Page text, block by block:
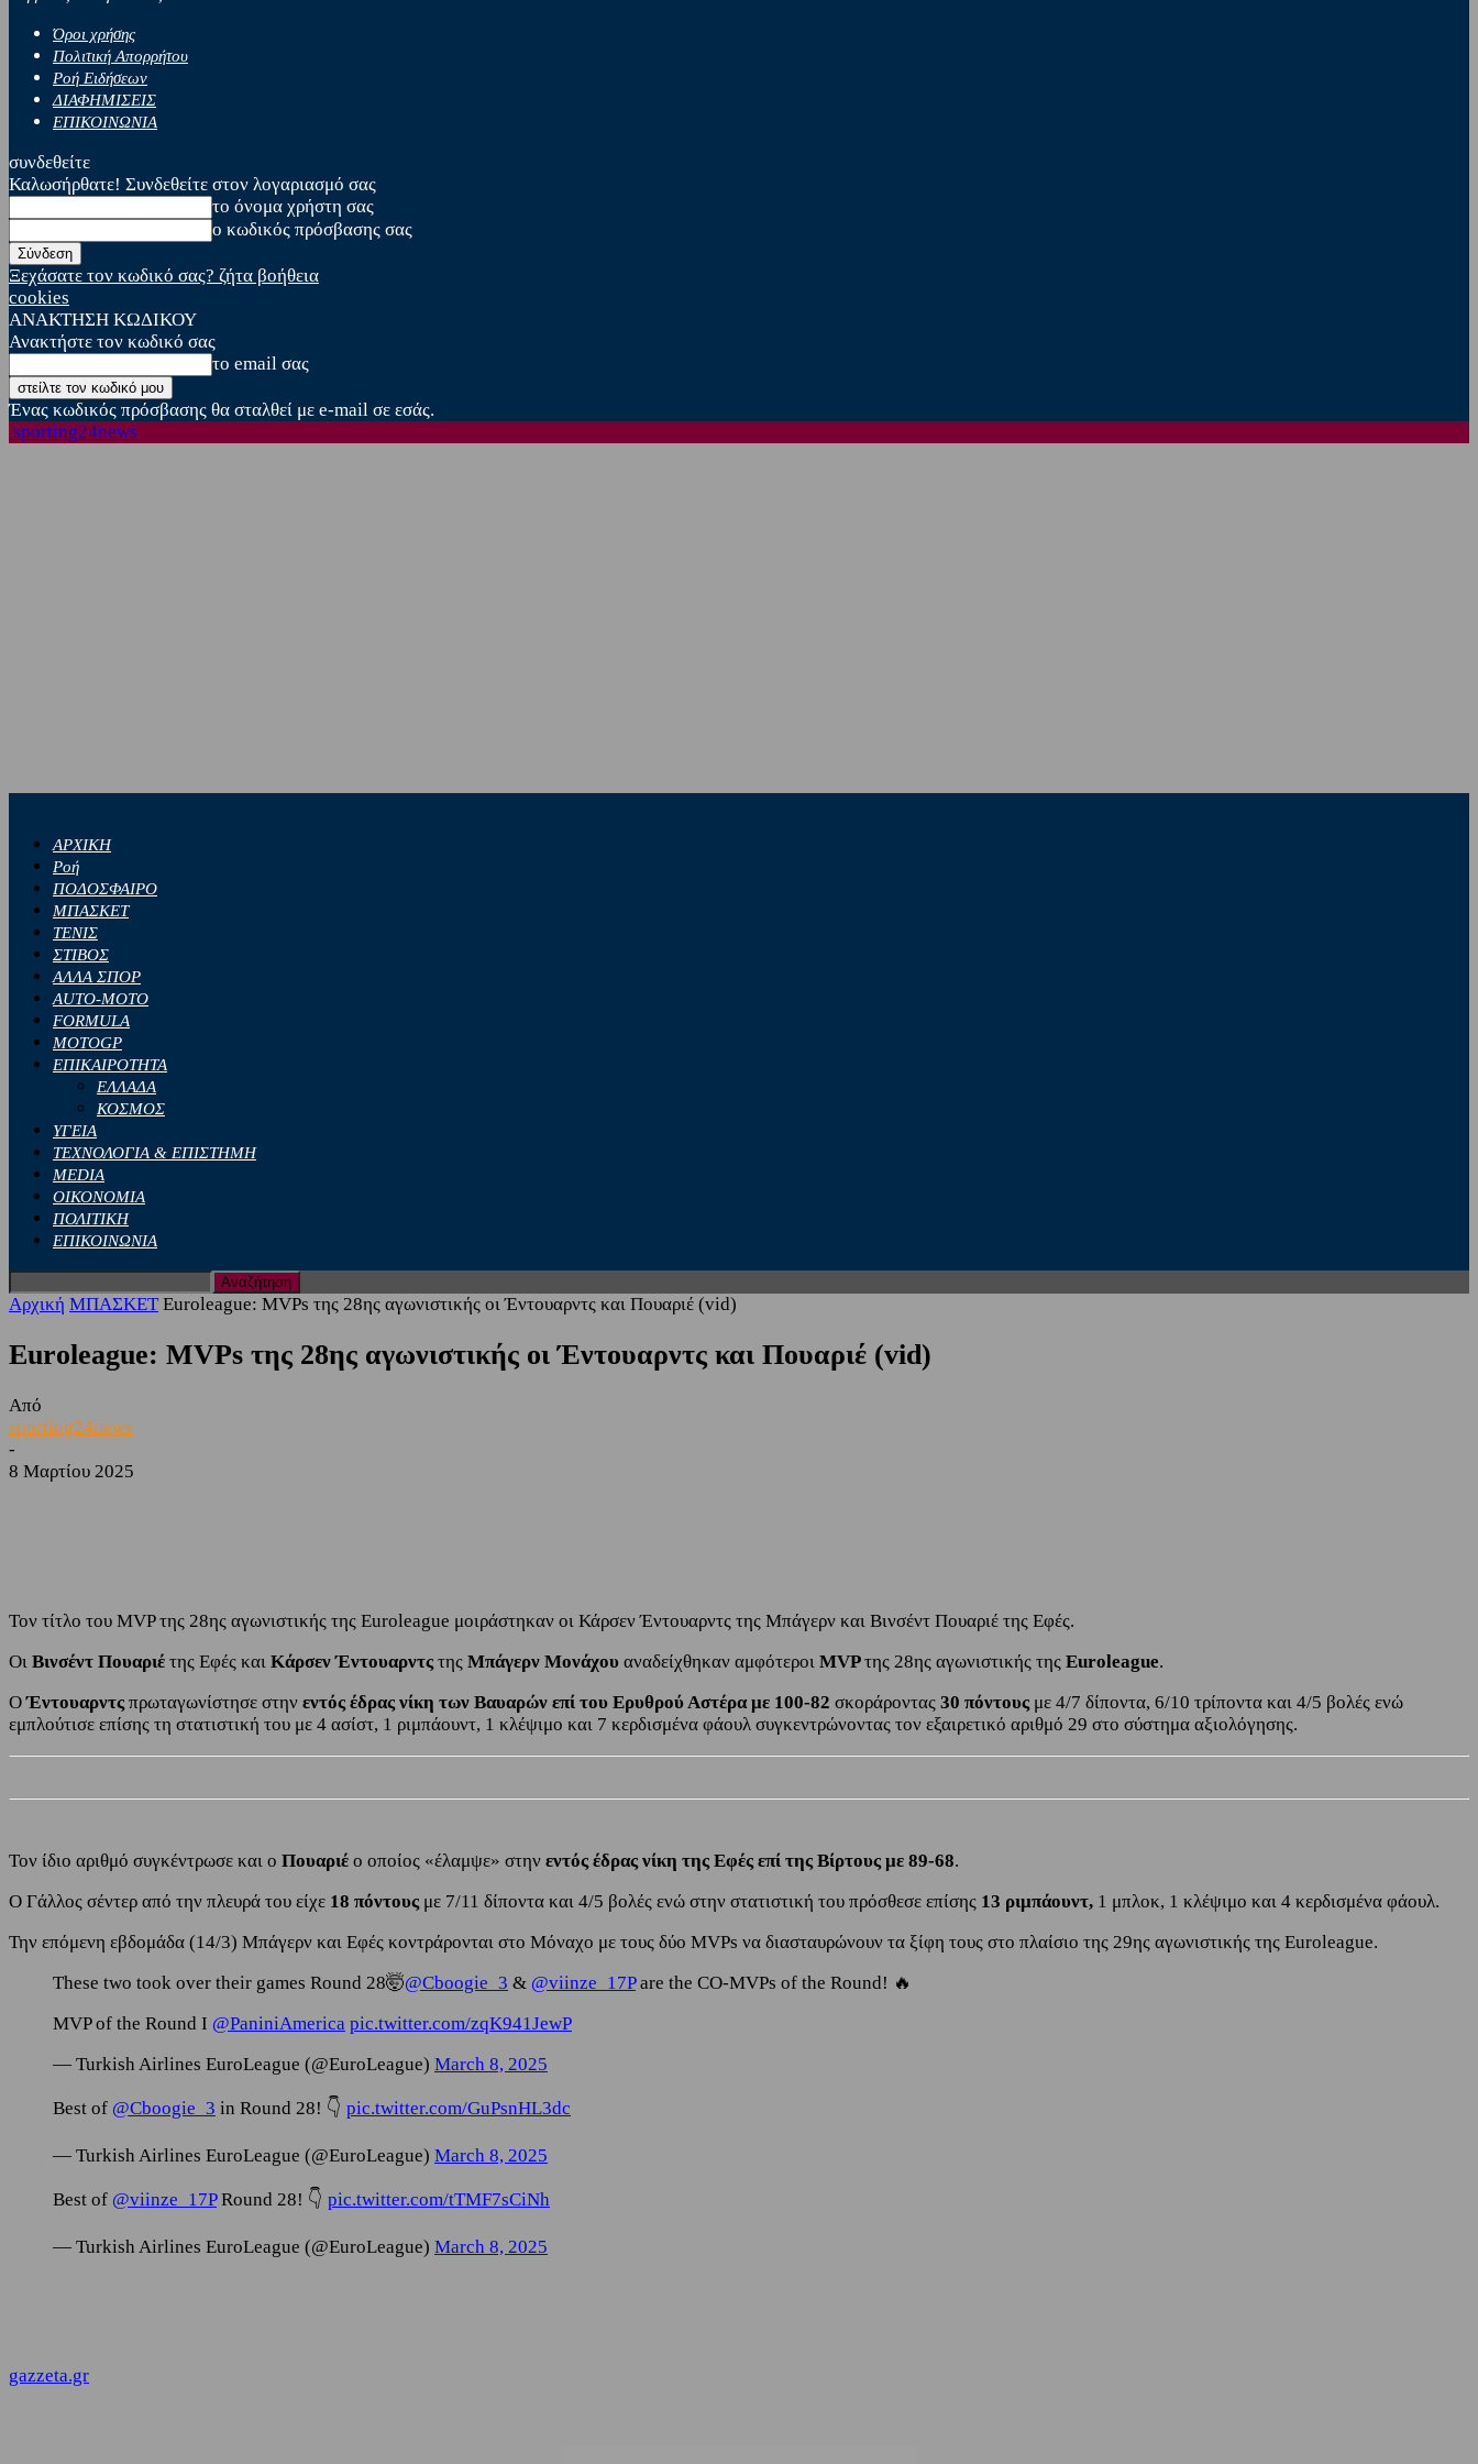
Όροι χρήσης
Πολιτική Απορρήτου
Ροή Ειδήσεων
ΔΙΑΦΗΜΙΣΕΙΣ
ΕΠΙΚΟΙΝΩΝΙΑ
συνδεθείτε
Καλωσήρθατε! Συνδεθείτε στον λογαριασμό σας
το όνομα χρήστη σας
ο κωδικός πρόσβασης σας
Ξεχάσατε τον κωδικό σας? ζήτα βοήθεια
cookies
ΑΝΑΚΤΗΣΗ ΚΩΔΙΚΟΥ
Ανακτήστε τον κωδικό σας
το email σας
Ένας κωδικός πρόσβασης θα σταλθεί με e-mail σε εσάς.
sporting24news
ΑΡΧΙΚΗ
Ροή
ΠΟΔΟΣΦΑΙΡΟ
ΜΠΑΣΚΕΤ
ΤΕΝΙΣ
ΣΤΙΒΟΣ
ΑΛΛΑ ΣΠΟΡ
AUTO-MOTO
FORMULA
MOTOGP
ΕΠΙΚΑΙΡΟΤΗΤΑ
ΕΛΛΑΔΑ
ΚΟΣΜΟΣ
ΥΓΕΙΑ
ΤΕΧΝΟΛΟΓΙΑ & ΕΠΙΣΤΗΜΗ
MEDIA
ΟΙΚΟΝΟΜΙΑ
ΠΟΛΙΤΙΚΗ
ΕΠΙΚΟΙΝΩΝΙΑ
Αρχική ΜΠΑΣΚΕΤ Euroleague: MVPs της 28ης αγωνιστικής οι Έντουαρντς και Πουαριέ (vid)
Euroleague: MVPs της 28ης αγωνιστικής οι Έντουαρντς και Πουαριέ (vid)
Από
sporting24news
-
8 Μαρτίου 2025
Τον τίτλο του MVP της 28ης αγωνιστικής της Euroleague μοιράστηκαν οι Κάρσεν Έντουαρντς της Μπάγερν και Βινσέντ Πουαριέ της Εφές.
Οι Βινσέντ Πουαριέ της Εφές και Κάρσεν Έντουαρντς της Μπάγερν Μονάχου αναδείχθηκαν αμφότεροι MVPτης 28ης αγωνιστικής της Euroleague.
ΟΈντουαρντς πρωταγωνίστησε στην εντός έδρας νίκη των Βαυαρών επί του Ερυθρού Αστέρα με 100-82 σκοράροντας 30 πόντους με 4/7 δίποντα, 6/10 τρίποντα και 4/5 βολές ενώ
εμπλούτισε επίσης τη στατιστική του με 4 ασίστ, 1 ριμπάουντ, 1 κλέψιμο και 7 κερδισμένα φάουλ συγκεντρώνοντας τον εξαιρετικό αριθμό 29 στο σύστημα αξιολόγησης.
Τον ίδιο αριθμό συγκέντρωσε και ο Πουαριέ ο οποίος «έλαμψε» στην εντός έδρας νίκη της Εφές επί της Βίρτους με 89-68.
Ο Γάλλος σέντερ από την πλευρά του είχε 18 πόντους με 7/11 δίποντα και 4/5 βολές ενώ στην στατιστική του πρόσθεσε επίσης 13 ριμπάουντ, 1 μπλοκ, 1 κλέψιμο και 4 κερδισμένα φάουλ.
Την επόμενη εβδομάδα (14/3) Μπάγερν και Εφές κοντράρονται στο Μόναχο με τους δύο MVPs να διασταυρώνουν τα ξίφη τους στο πλαίσιο της 29ης αγωνιστικής της Euroleague.
These two took over their games Round 28🤯@Cboogie_3 & @viinze_17Pare the CO-MVPs of the Round! 🔥
MVP of the Round I @PaniniAmerica pic.twitter.com/zqK941JewP
— Turkish Airlines EuroLeague (@EuroLeague) March 8, 2025
Best of @Cboogie_3 in Round 28! 👇 pic.twitter.com/GuPsnHL3dc
— Turkish Airlines EuroLeague (@EuroLeague) March 8, 2025
Best of @viinze_17PRound 28! 👇 pic.twitter.com/tTMF7sCiNh
— Turkish Airlines EuroLeague (@EuroLeague) March 8, 2025
gazzeta.gr